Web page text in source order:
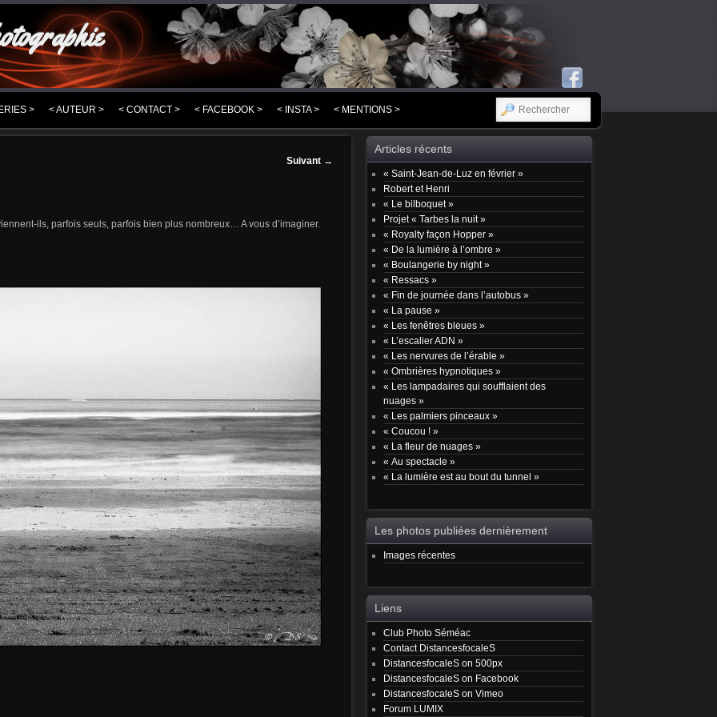
> < AUTEUR > < CONTACT > < FACEBOOK > < INSTA > < MENTIONS > RECHERCHER
Suivant →
ils, parfois seuls, parfois bien plus nombreux… A vous d’imaginer.
Articles récents
« Saint-Jean-de-Luz en février »
Robert et Henri
« Le bilboquet »
Projet « Tarbes la nuit »
« Royalty façon Hopper »
« De la lumière à l’ombre »
« Boulangerie by night »
« Ressacs »
« Fin de journée dans l’autobus »
« La pause »
« Les fenêtres bleues »
« L’escalier ADN »
« Les nervures de l’érable »
« Ombrières hypnotiques »
« Les lampadaires qui soufflaient des
nuages »
« Les palmiers pinceaux »
« Coucou ! »
« La fleur de nuages »
« Au spectacle »
« La lumière est au bout du tunnel »
Les photos publiées dernièrement
Images récentes
Liens
Club Photo Séméac
Contact DistancesfocaleS
DistancesfocaleS on 500px
DistancesfocaleS on Facebook
DistancesfocaleS on Vimeo
Forum LUMIX